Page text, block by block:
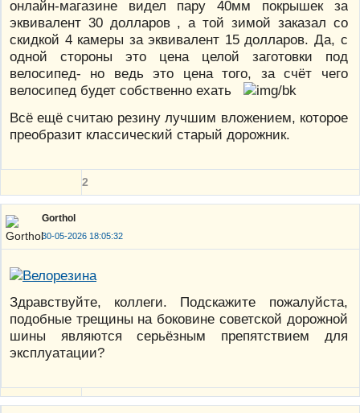
онлайн-магазине видел пару 40мм покрышек за
эквивалент 30 долларов , а той зимой заказал со
скидкой 4 камеры за эквивалент 15 долларов. Да, с
одной стороны это цена целой заготовки под
велосипед- но ведь это цена того, за счёт чего
велосипед будет собственно ехать
Всё ещё считаю резину лучшим вложением, которое
преобразит классический старый дорожник.
2
Gorthol
30-05-2026 18:05:32
Здравствуйте, коллеги. Подскажите пожалуйста,
подобные трещины на боковине советской дорожной
шины являются серьёзным препятствием для
эксплуатации?